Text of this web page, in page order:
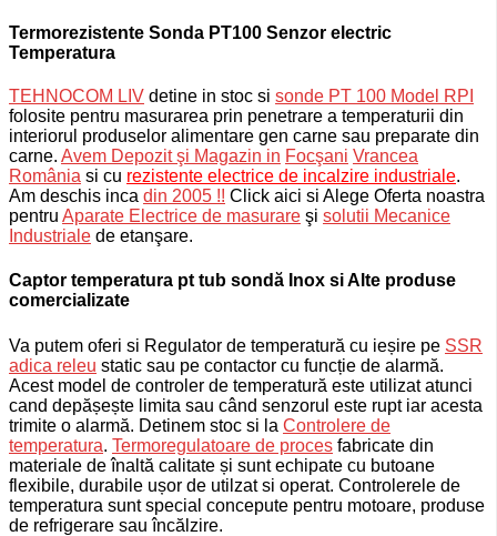
Termorezistente Sonda PT100 Senzor electric
Temperatura
TEHNOCOM LIV detine in stoc si sonde PT 100 Model RPI
folosite pentru masurarea prin penetrare a temperaturii din
interiorul produselor alimentare gen carne sau preparate din
carne. Avem Depozit şi Magazin in Focşani Vrancea
România si cu rezistente electrice de incalzire industriale.
Am deschis inca din 2005 !! Click aici si Alege Oferta noastra
pentru Aparate Electrice de masurare şi solutii Mecanice
Industriale de etanşare.
Captor temperatura pt tub sondă Inox si Alte produse
comercializate
Va putem oferi si Regulator de temperatură cu ieșire pe SSR
adica releu static sau pe contactor cu funcție de alarmă.
Acest model de controler de temperatură este utilizat atunci
cand depășește limita sau când senzorul este rupt iar acesta
trimite o alarmă. Detinem stoc si la Controlere de
temperatura. Termoregulatoare de proces fabricate din
materiale de înaltă calitate și sunt echipate cu butoane
flexibile, durabile ușor de utilzat si operat. Controlerele de
temperatura sunt special concepute pentru motoare, produse
de refrigerare sau încălzire.